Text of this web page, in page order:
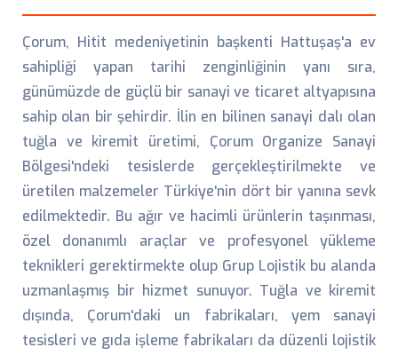
Çorum, Hitit medeniyetinin başkenti Hattuşaş'a ev
sahipliği yapan tarihi zenginliğinin yanı sıra,
günümüzde de güçlü bir sanayi ve ticaret altyapısına
sahip olan bir şehirdir. İlin en bilinen sanayi dalı olan
tuğla ve kiremit üretimi, Çorum Organize Sanayi
Bölgesi'ndeki tesislerde gerçekleştirilmekte ve
üretilen malzemeler Türkiye'nin dört bir yanına sevk
edilmektedir. Bu ağır ve hacimli ürünlerin taşınması,
özel donanımlı araçlar ve profesyonel yükleme
teknikleri gerektirmekte olup Grup Lojistik bu alanda
uzmanlaşmış bir hizmet sunuyor. Tuğla ve kiremit
dışında, Çorum'daki un fabrikaları, yem sanayi
tesisleri ve gıda işleme fabrikaları da düzenli lojistik